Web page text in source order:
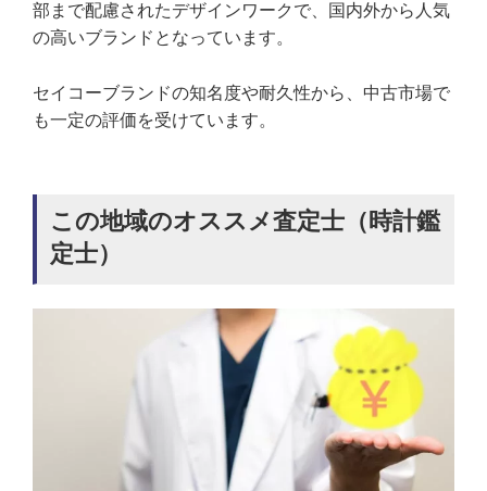
部まで配慮されたデザインワークで、国内外から人気
の高いブランドとなっています。
セイコーブランドの知名度や耐久性から、中古市場で
も一定の評価を受けています。
この地域のオススメ査定士（時計鑑
定士）